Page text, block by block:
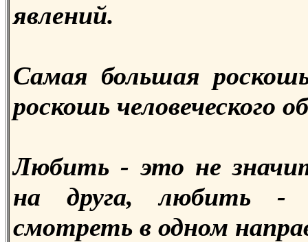
явлений.
Самая большая
роскошь человеческого
Любить - это не
на друга, любить -
смотреть в одном